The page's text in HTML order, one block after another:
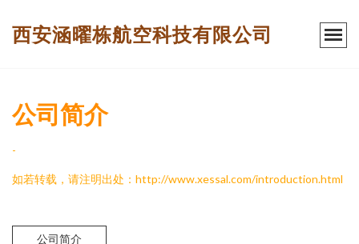
西安涵曜栋航空科技有限公司
公司简介
-
如若转载，请注明出处：http://www.xessal.com/introduction.html
公司简介